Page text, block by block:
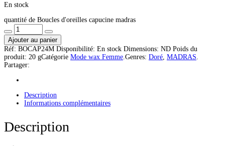
En stock
quantité de Boucles d'oreilles capucine madras
Ajouter au panier
Réf: BOCAP24M Disponibilité: En stock Dimensions: ND Poids du
produit: 20 gCatégorie Mode wax Femme Genres: Doré MADRAS
Partager:
Description
Informations complémentaires
Description